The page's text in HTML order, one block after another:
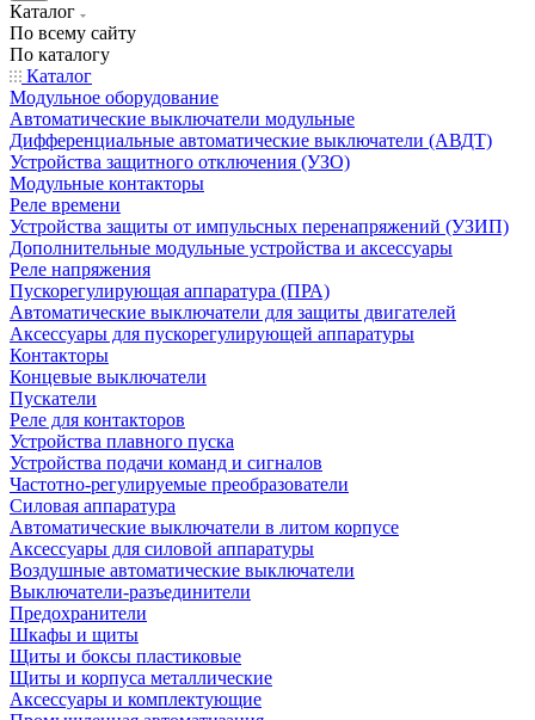
Каталог
По всему сайту
По каталогу
Каталог
Модульное оборудование
Автоматические выключатели модульные
Дифференциальные автоматические выключатели (АВДТ)
Устройства защитного отключения (УЗО)
Модульные контакторы
Реле времени
Устройства защиты от импульсных перенапряжений (УЗИП)
Дополнительные модульные устройства и аксессуары
Реле напряжения
Пускорегулирующая аппаратура (ПРА)
Автоматические выключатели для защиты двигателей
Аксессуары для пускорегулирующей аппаратуры
Контакторы
Концевые выключатели
Пускатели
Реле для контакторов
Устройства плавного пуска
Устройства подачи команд и сигналов
Частотно-регулируемые преобразователи
Силовая аппаратура
Автоматические выключатели в литом корпусе
Аксессуары для силовой аппаратуры
Воздушные автоматические выключатели
Выключатели-разъединители
Предохранители
Шкафы и щиты
Щиты и боксы пластиковые
Щиты и корпуса металлические
Аксессуары и комплектующие